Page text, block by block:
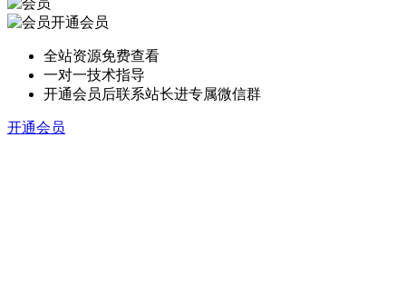
开通会员
全站资源免费查看
一对一技术指导
开通会员后联系站长进专属微信群
开通会员